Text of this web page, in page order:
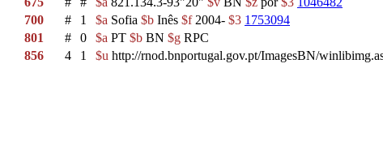
700
# 1 $a Sofia $b Inês $f2004- $3 1753094
801
# 0 $a PT $b BN $g RPC
856
4 1 $u http://rnod.bnportugal.gov.pt/ImagesBN/